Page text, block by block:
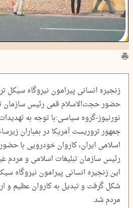
زنجیره انسانی پیرامون نیروگاه سیکل
حضور حجت‌الاسلام قمی رئیس سازمان
نورنیوز-گروه سیاسی:با توجه به
جمهور تروریست آمریکا در بمباران
اسلامی ایران، کاروان خودرویی با
رئیس سازمان تبلیغات اسلامی و مردم
این زنجیره انسانی پیرامون نیروگاه
شکل گرفت و تبدیل به کاروان عظیم و
مردم شد.